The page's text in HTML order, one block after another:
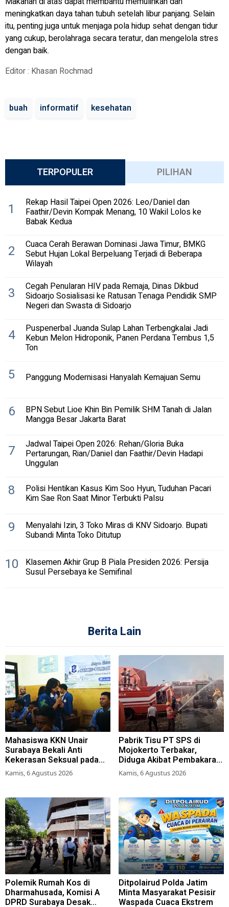
meningkatkan daya tahan tubuh setelah libur panjang. Selain
itu, penting juga untuk menjaga pola hidup sehat dengan tidur
yang cukup, berolahraga secara teratur, dan mengelola stres
dengan baik.
Editor : Khasan Rochmad
buah informatif kesehatan
TERPOPULER PILIHAN
1 Rekap Hasil Taipei Open 2026: Leo/Daniel dan
Faathir/Devin Kompak Menang, 10 Wakil Lolos ke
Babak Kedua
2 Cuaca Cerah Berawan Dominasi Jawa Timur, BMKG
Sebut Hujan Lokal Berpeluang Terjadi di Beberapa
Wilayah
3 Cegah Penularan HIV pada Remaja, Dinas Dikbud
Sidoarjo Sosialisasi ke Ratusan Tenaga Pendidik SMP
Negeri dan Swasta di Sidoarjo
4 Puspenerbal Juanda Sulap Lahan Terbengkalai Jadi
Kebun Melon Hidroponik, Panen Perdana Tembus 1,5
Ton
5 Panggung Modernisasi Hanyalah Kemajuan Semu
6 BPN Sebut Lioe Khin Bin Pemilik SHM Tanah di Jalan
Mangga Besar Jakarta Barat
7 Jadwal Taipei Open 2026: Rehan/Gloria Buka
Pertarungan, Rian/Daniel dan Faathir/Devin Hadapi
Unggulan
8 Polisi Hentikan Kasus Kim Soo Hyun, Tuduhan Pacari
Kim Sae Ron Saat Minor Terbukti Palsu
9 Menyalahi Izin, 3 Toko Miras di KNV Sidoarjo. Bupati
Subandi Minta Toko Ditutup
10 Klasemen Akhir Grup B Piala Presiden 2026: Persija
Susul Persebaya ke Semifinal
Berita Lain
Mahasiswa KKN Unair
Surabaya Bekali Anti
Kekerasan Seksual pada
Siswa SMK
Kamis, 6 Agustus 2026
Pabrik Tisu PT SPS di
Mojokerto Terbakar,
Diduga Akibat Pembakaran
Lahan Tebu
Kamis, 6 Agustus 2026
Polemik Rumah Kos di
Dharmahusada, Komisi A
DPRD Surabaya Desak
Ditpolairud Polda Jatim
Minta Masyarakat Pesisir
Waspada Cuaca Ekstrem